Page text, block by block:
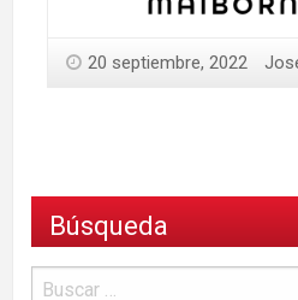
20 septiembre, 2022
Búsqueda